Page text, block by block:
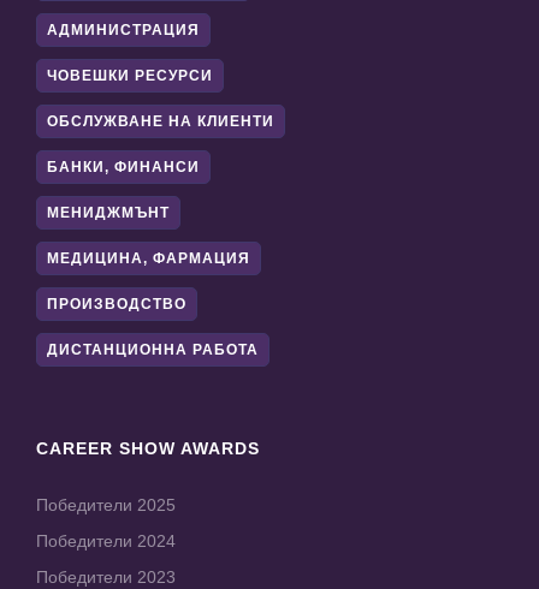
АДМИНИСТРАЦИЯ
ЧОВЕШКИ РЕСУРСИ
ОБСЛУЖВАНЕ НА КЛИЕНТИ
БАНКИ, ФИНАНСИ
МЕНИДЖМЪНТ
МЕДИЦИНА, ФАРМАЦИЯ
ПРОИЗВОДСТВО
ДИСТАНЦИОННА РАБОТА
CAREER SHOW AWARDS
Победители 2025
Победители 2024
Победители 2023